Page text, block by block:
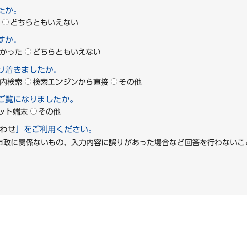
。
どちらともいえない
。
った どちらともいえない
きましたか。
検索 検索エンジンから直接 その他
になりましたか。
ト端末 その他
せ 」をご利用ください。
政に関係ないもの、入力内容に誤りがあった場合など回答を行わな